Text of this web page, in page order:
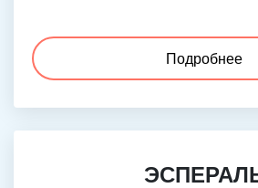
Подробнее